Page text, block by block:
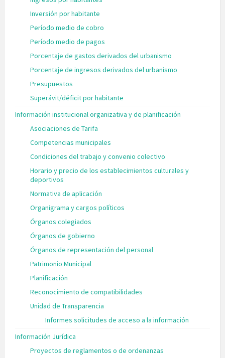
Inversión por habitante
Período medio de cobro
Período medio de pagos
Porcentaje de gastos derivados del urbanismo
Porcentaje de ingresos derivados del urbanismo
Presupuestos
Superávit/déficit por habitante
Información institucional organizativa y de planificación
Asociaciones de Tarifa
Competencias municipales
Condiciones del trabajo y convenio colectivo
Horario y precio de los establecimientos culturales y
deportivos
Normativa de aplicación
Organigrama y cargos políticos
Órganos colegiados
Órganos de gobierno
Órganos de representación del personal
Patrimonio Municipal
Planificación
Reconocimiento de compatibilidades
Unidad de Transparencia
Informes solicitudes de acceso a la información
Información Jurídica
Proyectos de reglamentos o de ordenanzas